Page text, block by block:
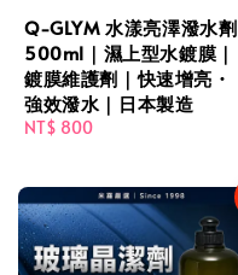
Q-GLYM 水漾亮澤潑水劑
500ml｜濕上型水鍍膜｜
鍍膜維護劑｜快速增亮・
強效潑水｜日本製造
Regular
NT$ 800